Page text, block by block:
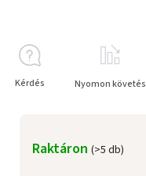
Raktáron (>5 db)
Kérdés Nyomon követés